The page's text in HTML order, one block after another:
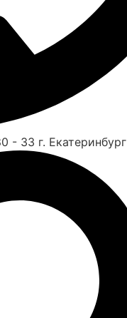
- 33 г. Екатеринбург